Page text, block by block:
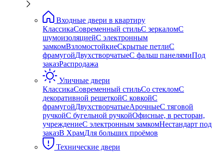
Входные двери в квартиру
КлассикаСовременный стильС зеркаломС
шумоизоляциейС электронным
замкомВзломостойкиеСкрытые петлиС
фрамугойДвухстворчатыеС фальш панелямиПод
заказРаспродажа
Уличные двери
КлассикаСовременный стильСо стекломС
декоративной решеткойС ковкойС
фрамугойДвухстворчатыеАрочныеС тяговой
ручкойС бугельной ручкойОфисные, в ресторан,
учреждениеС электронным замкомНестандарт под
заказВ ХрамДля больших проёмов
Технические двери